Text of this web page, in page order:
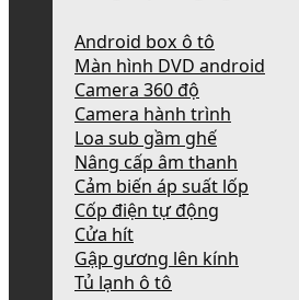
Android box ô tô
Màn hình DVD android
Camera 360 độ
Camera hành trình
Loa sub gầm ghế
Nâng cấp âm thanh
Cảm biến áp suất lốp
Cốp điện tự động
Cửa hít
Gập gương lên kính
Tủ lạnh ô tô